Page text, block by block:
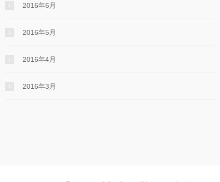
2016年6月
2016年5月
2016年4月
2016年3月